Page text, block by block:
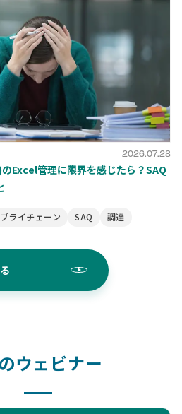
2026.07.28
Excel管理に限界を感じたら？SAQ
ライチェーン SAQ 調達
ウェビナー